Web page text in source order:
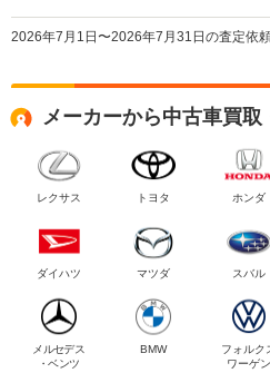
2026年7月1日〜2026年7月31日の査定依頼
メーカーから中古車買
レクサス トヨタ ホンダ
ダイハツ マツダ スバル
メルセデス
・ベンツ
BMW
フォルク
ワーゲン